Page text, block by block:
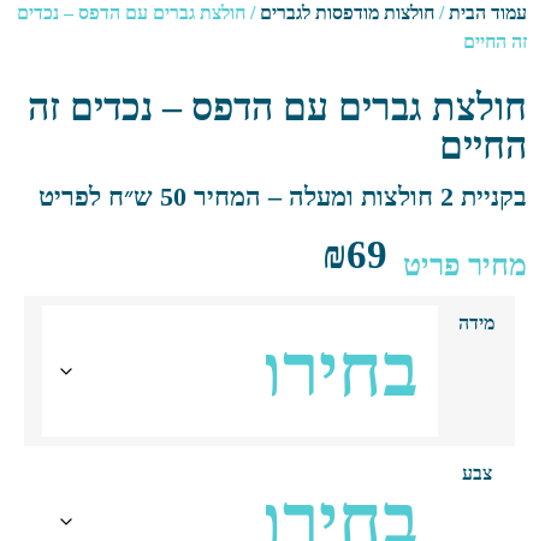
הבית/חולצות מודפסות לגברים/ חולצת גברים עם הדפס – נכדים
גברים עם הדפס – נכדים זה
ומעלה – המחיר 50 ש״ח לפריט
פריט ₪69
מידה